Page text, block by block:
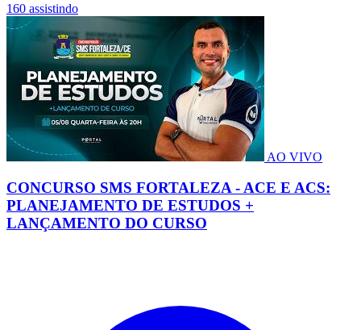
160 assistindo
AO VIVO
CONCURSO SMS FORTALEZA - ACE E ACS:
PLANEJAMENTO DE ESTUDOS +
LANÇAMENTO DO CURSO